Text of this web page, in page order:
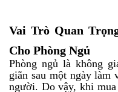
Vai Trò Quan
Cho Phòng Ngủ
Phòng ngủ là không
giãn sau một ngày làm
người. Do vậy, khi